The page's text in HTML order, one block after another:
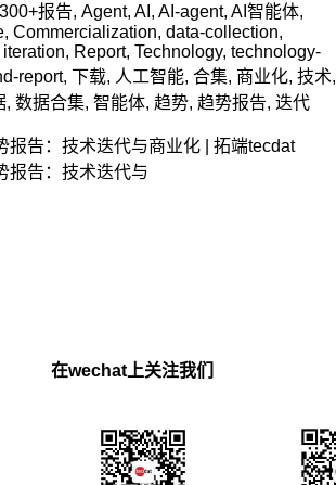
300+报告, Agent, AI , AI-agent, AI智能体,
, Commercialization, data-collection,
iteration, Report, Technology, technology-
report, 下载, 人工智能, 合集, 商业化, 技术,
, 数据合集, 智能体, 趋势, 趋势报告, 迭代
报告：技术迭代与商业化 | 拓端tecdat
报告：技术迭代与
在wechat上关注我们